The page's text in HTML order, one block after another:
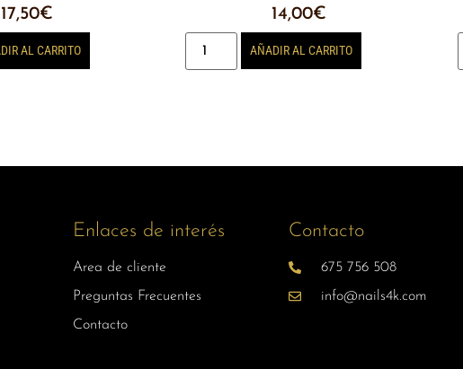
17,50€
AL CARRITO
14,00€
AÑADIR AL CARRITO
Enlaces de interés
Area de cliente
Preguntas Frecuentes
Contacto
Contacto
675 756 508
info@nails4k.com